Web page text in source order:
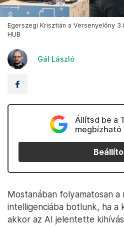
Egerszegi Krisztián a Versenyelőny
HUB
Gál László
Állítsd be a
megbízható
Mostanában folyamatosan a
intelligenciába botlunk, ha a
akkor az AI jelentette